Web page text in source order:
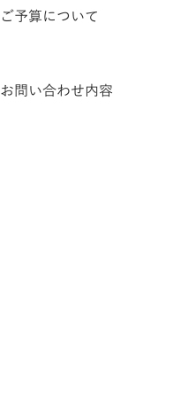
ご予算について
お問い合わせ内容